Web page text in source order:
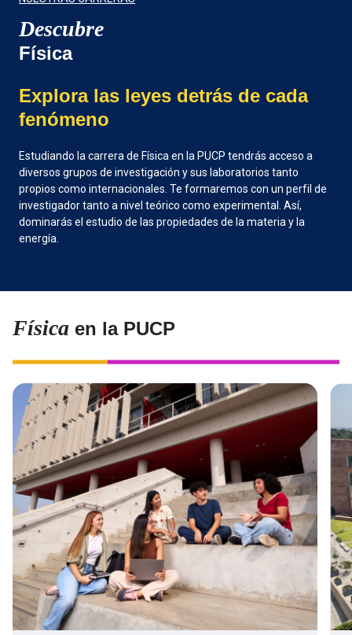
Descubre
Física
Explora las leyes detrás de cada
fenómeno
Estudiando la carrera de Física en la PUCP tendrás acceso a
diversos grupos de investigación y sus laboratorios tanto
propios como internacionales . Te formaremos con un perfil de
investigador tanto a nivel teórico como experimental. Así,
dominarás el estudio de las propiedades de la materia y la
energía.
Física en la PUCP